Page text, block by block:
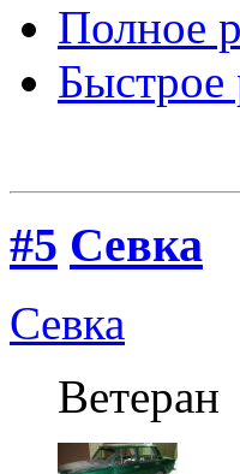
Полное
Быстрое
#5 Севка
Севка
Ветеран